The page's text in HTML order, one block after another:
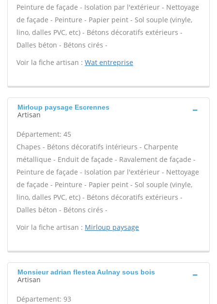
Peinture de façade - Isolation par l'extérieur - Nettoyage
de façade - Peinture - Papier peint - Sol souple (vinyle,
lino, dalles PVC, etc) - Bétons décoratifs extérieurs -
Dalles béton - Bétons cirés -
Voir la fiche artisan : Wat entreprise
Mirloup paysage Escrennes
Artisan
Département: 45
Chapes - Bétons décoratifs intérieurs - Charpente
métallique - Enduit de façade - Ravalement de façade -
Peinture de façade - Isolation par l'extérieur - Nettoyage
de façade - Peinture - Papier peint - Sol souple (vinyle,
lino, dalles PVC, etc) - Bétons décoratifs extérieurs -
Dalles béton - Bétons cirés -
Voir la fiche artisan : Mirloup paysage
Monsieur adrian flestea Aulnay sous bois
Artisan
Département: 93